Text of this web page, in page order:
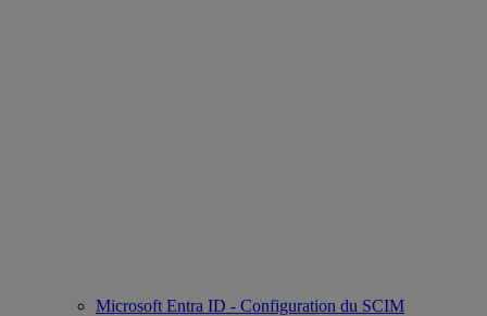
Microsoft Entra ID - Configuration du SCIM